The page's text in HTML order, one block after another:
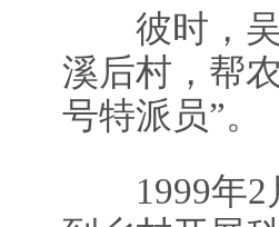
彼时，吴
溪后村，帮
号特派员”。
1999年2